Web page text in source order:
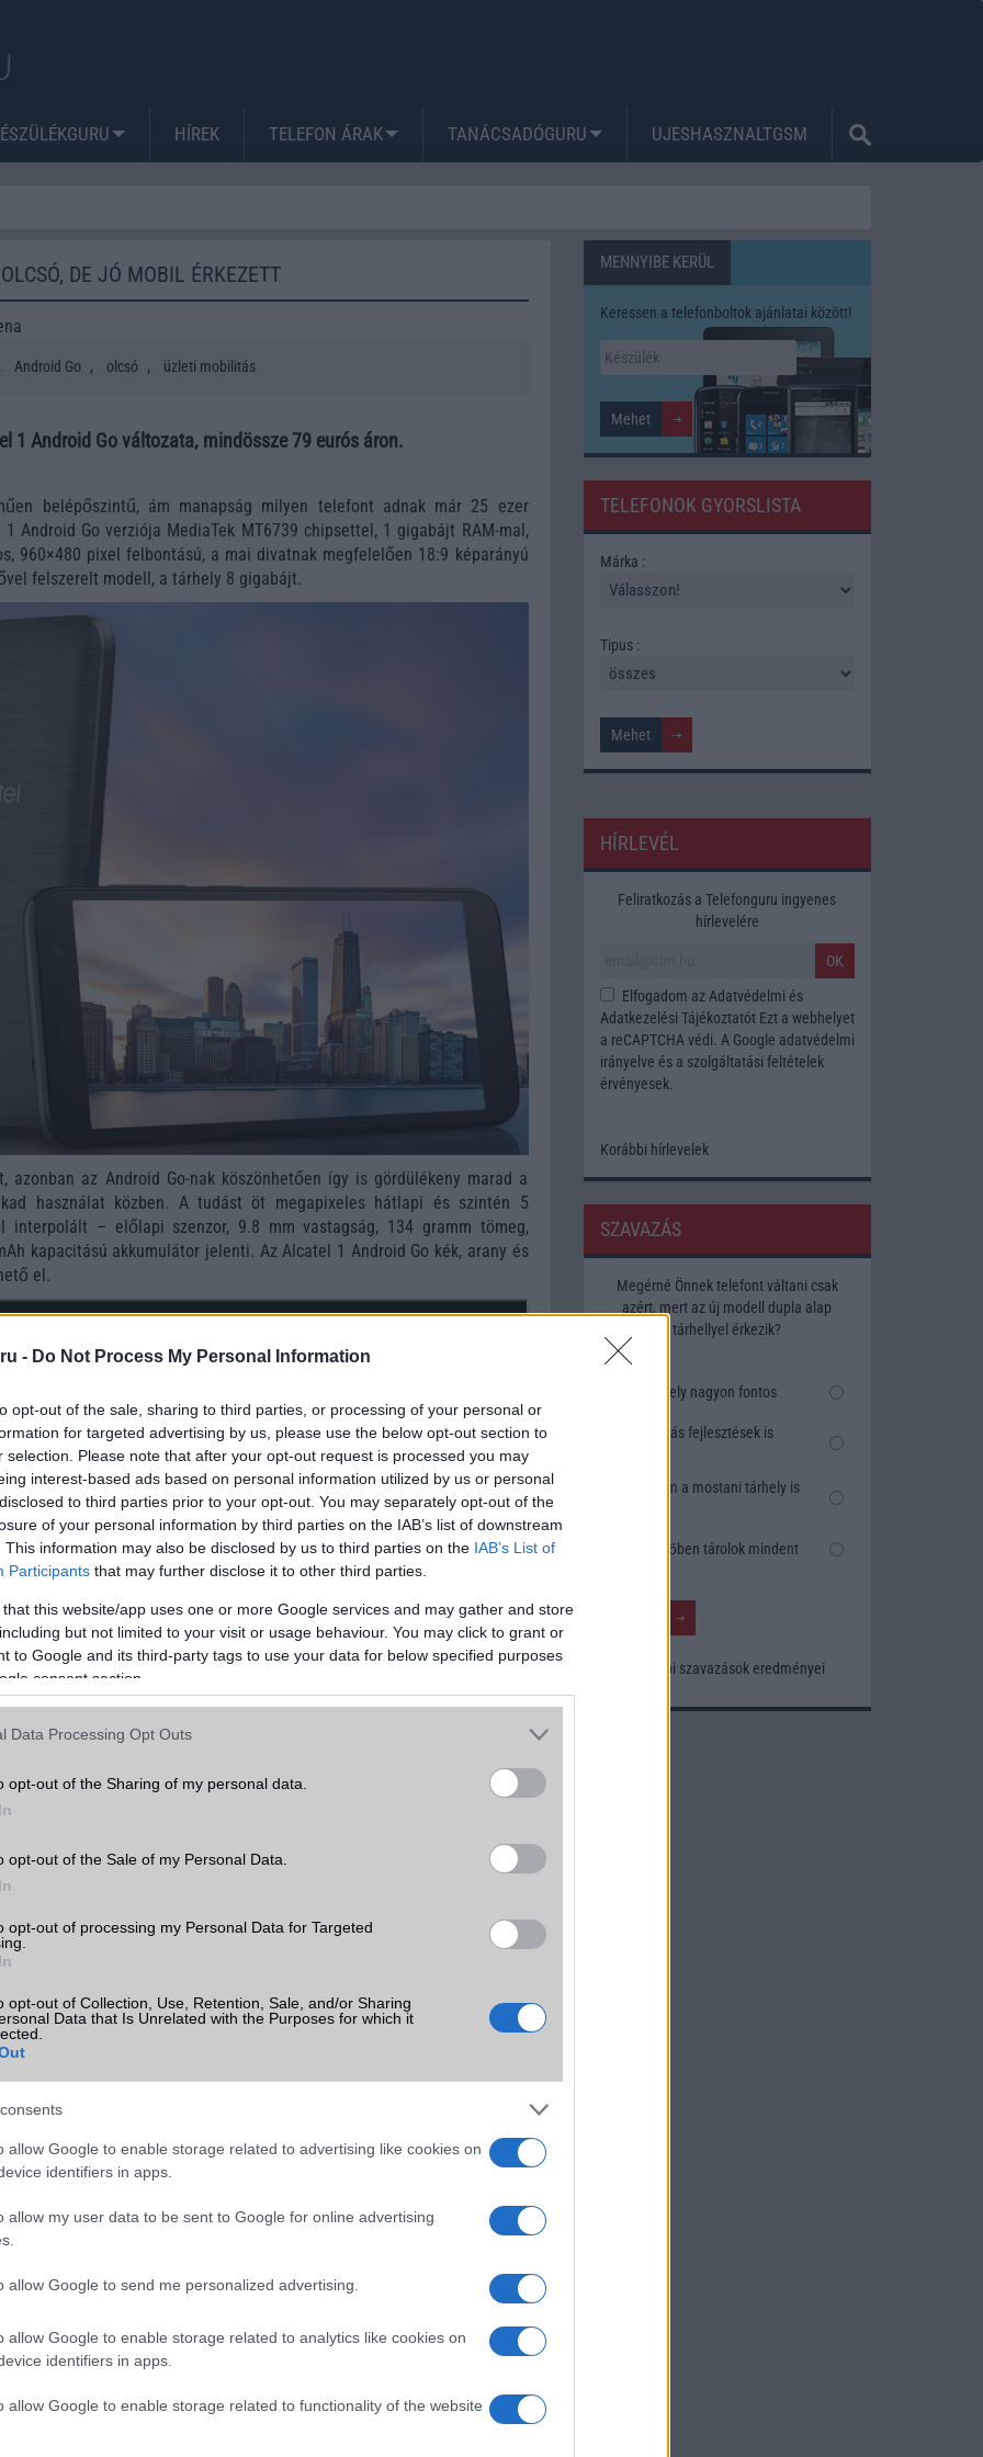
- Do Not Process My Personal Information
opt-out of the sale, sharing to third parties, or processing of your personal or
for targeted advertising by us, please use the below opt-out section to
selection. Please note that after your opt-out request is processed you may
interest-based ads based on personal information utilized by us or personal
to third parties prior to your opt-out. You may separately opt-out of the
of your personal information by third parties on the IAB’s list of downstream
This information may also be disclosed by us to third parties on the IAB’s List of
Participants that may further disclose it to other third parties.
that this website/app uses one or more Google services and may gather and store
but not limited to your visit or usage behaviour. You may click to grant or
to Google and its third-party tags to use your data for below specified purposes
consent section.
Data Processing Opt Outs
opt-out of the Sharing of my personal data.
opt-out of the Sale of my Personal Data.
opt-out of processing my Personal Data for Targeted
opt-out of Collection, Use, Retention, Sale, and/or Sharing
Data that Is Unrelated with the Purposes for which it
allow Google to enable storage related to advertising like cookies on
identifiers in apps.
allow my user data to be sent to Google for online advertising
allow Google to send me personalized advertising.
allow Google to enable storage related to analytics like cookies on
identifiers in apps.
allow Google to enable storage related to functionality of the website
HÍREK TELEFON ÁRAK TANÁCSADÓGURU UJESHASZNALTGSM
DE JÓ MOBIL ÉRKEZETT
, Android Go , olcsó , üzleti mobilitás
1 Android Go változata, mindössze 79 eurós áron.
belépőszintű, ám manapság milyen telefont adnak már 25 ezer
Android Go verziója MediaTek MT6739 chipsettel, 1 gigabájt RAM-mal,
960×480 pixel felbontású, a mai divatnak megfelelően 18:9 képarányú
felszerelt modell, a tárhely 8 gigabájt.
azonban az Android Go-nak köszönhetően így is gördülékeny marad a
használat közben. A tudást öt megapixeles hátlapi és szintén 5
interpolált – előlapi szenzor, 9.8 mm vastagság, 134 gramm tömeg,
kapacitású akkumulátor jelenti. Az Alcatel 1 Android Go kék, arany és
el.
linkek:
kiemelt ajánlatok
S26 Samsung Galaxy S26 Ultra Samsung Galaxy S25
MENNYIBE KERÜL
Keressen a telefonboltok ajánlatai között!
TELEFONOK GYORSLISTA
Márka :
Tipus :
HÍRLEVÉL
Feliratkozás a Telefonguru ingyenes
hírlevelére
OK
Elfogadom az Adatvédelmi és
Adatkezelési TájékoztatótEzt a webhelyet
a reCAPTCHA védi. A Google adatvédelmi
irányelve és a szolgáltatási feltételek
érvényesek.
Korábbi hírlevelek
SZAVAZÁS
Megérné Önnek telefont váltani csak
azért, mert az új modell dupla alap
tárhellyel érkezik?
Igen, a tárhely nagyon fontos
Talán, ha más fejlesztések is
Nem, nekem a mostani tárhely is
Inkább felhőben tárolok mindent
Korábbi szavazások eredményei